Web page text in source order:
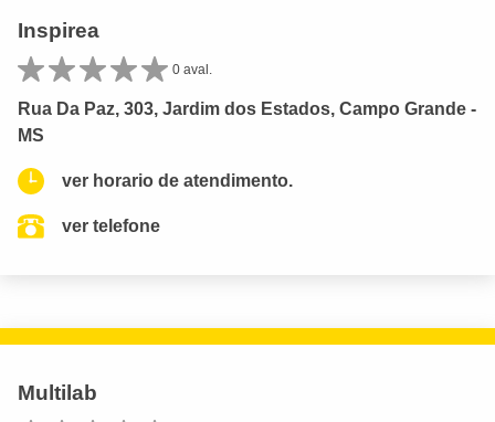
Inspirea
0 aval.
Rua Da Paz, 303, Jardim dos Estados, Campo Grande -
MS
ver horario de atendimento.
ver telefone
Multilab